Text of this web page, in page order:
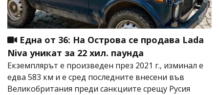
Една от 36: На Острова се продава Lada
Niva уникат за 22 хил. паунда
Екземплярът е произведен през 2021 г., изминал е
едва 583 км и е сред последните внесени във
Великобритания преди санкциите срещу Русия